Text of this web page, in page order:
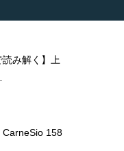
読み解く】上
CarneSio 158